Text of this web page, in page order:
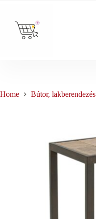
content
Home Bútor, lakberendezés